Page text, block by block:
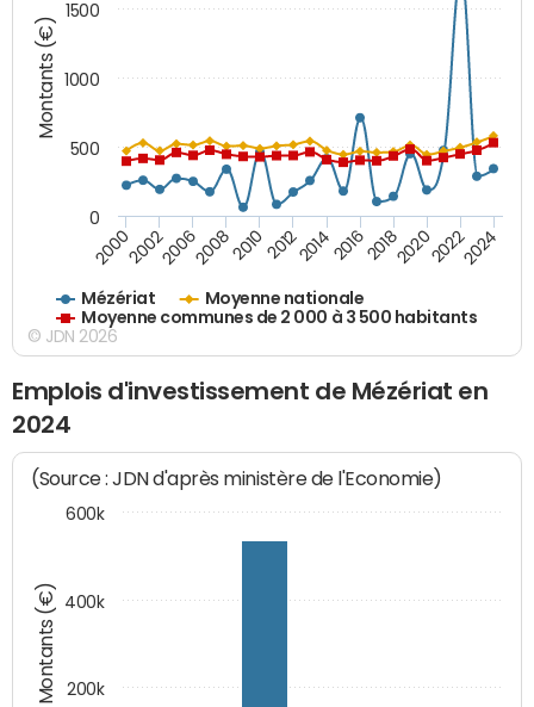
Montants (€)
Mézériat
Moyenne nationale
Moyenne communes de 2 000 à 3 500 habitants
200020022006200820102012201420162018202020222024
0
500
1000
1500
© JDN 2026
Emplois d'investissement de Mézériat en
2024
Montants (€)
(Source : JDN d'après ministère de l'Economie)
200k
400k
600k